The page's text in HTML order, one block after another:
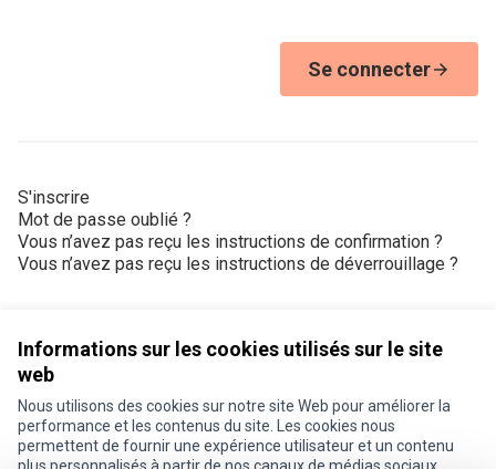
Informations sur les cookies utilisés sur le site
web
Nous utilisons des cookies sur notre site Web pour améliorer la
performance et les contenus du site. Les cookies nous
permettent de fournir une expérience utilisateur et un contenu
Se connecter
S'inscrire
Mot de passe oublié ?
Vous n’avez pas reçu les instructions de confirmation ?
Vous n’avez pas reçu les instructions de déverrouillage ?
Conditions d'utilisation
Paramètres des cookies
Je participe ! sur X
Je participe ! sur Facebook
Je participe ! sur Instagram